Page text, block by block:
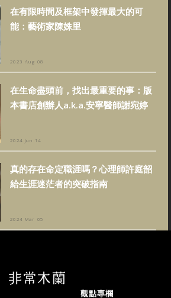
在有限時間及框架中發揮最大的可
能：藝術家陳姝里
2023 Aug 08
在生命盡頭前，找出最重要的事：版
本書店創辦人a.k.a.安寧醫師謝宛婷
2024 Jun 14
真的存在命定職涯嗎？心理師許庭韶
給生涯迷茫者的突破指南
2024 Mar 05
觀點專欄